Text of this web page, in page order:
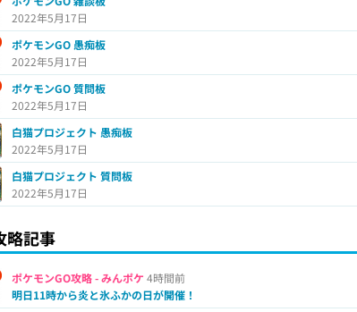
2022年5月17日
ポケモンGO 愚痴板
2022年5月17日
ポケモンGO 質問板
2022年5月17日
白猫プロジェクト 愚痴板
2022年5月17日
白猫プロジェクト 質問板
2022年5月17日
略記事
ポケモンGO攻略 - みんポケ 4時間前
明日11時から炎と氷ふかの日が開催！